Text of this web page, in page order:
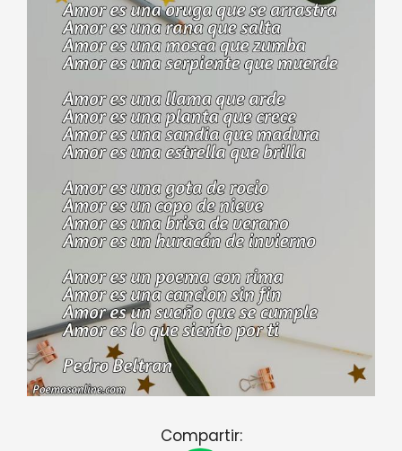
Compartir: